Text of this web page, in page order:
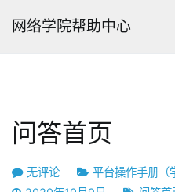
网络学院帮助中心
问答首页
问
无评论 平台操作手册（